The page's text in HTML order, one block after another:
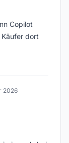
Copilot
dort
2026